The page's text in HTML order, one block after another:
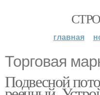
главная
Торговая
Подвесной